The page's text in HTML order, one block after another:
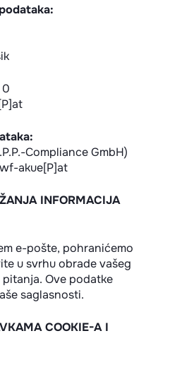
0
Compliance GmbH)
akue[P]at
INFORMACIJA
e-pošte, pohranićemo
u svrhu obrade vašeg
Ove podatke
saglasnosti.
COOKIE-A I